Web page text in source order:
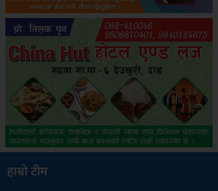
हाम्रो टीम